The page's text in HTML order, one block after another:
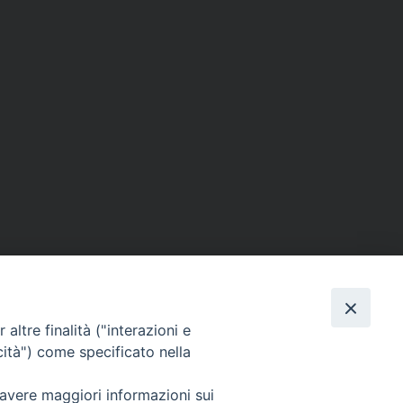
SEGUICI SU
altre finalità ("interazioni e
come specificato nella
maggiori informazioni sui